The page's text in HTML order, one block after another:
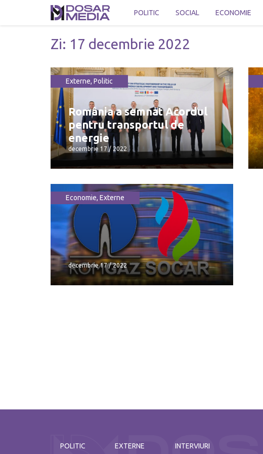
POLITIC SOCIAL ECONOMIE
Zi: 17 decembrie 2022
Externe, Politic
România a semnat Acordul
pentru transportul de
energie
decembrie 17 / 2022
România a semnat Acordul
pentru transportul de energie
decembrie 17 / 2022
Economie, Externe
decembrie 17 / 2022
POLITIC EXTERNE INTERVIURI